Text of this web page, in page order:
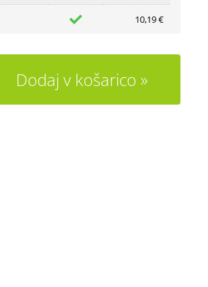
10,19 €
Dodaj v košarico